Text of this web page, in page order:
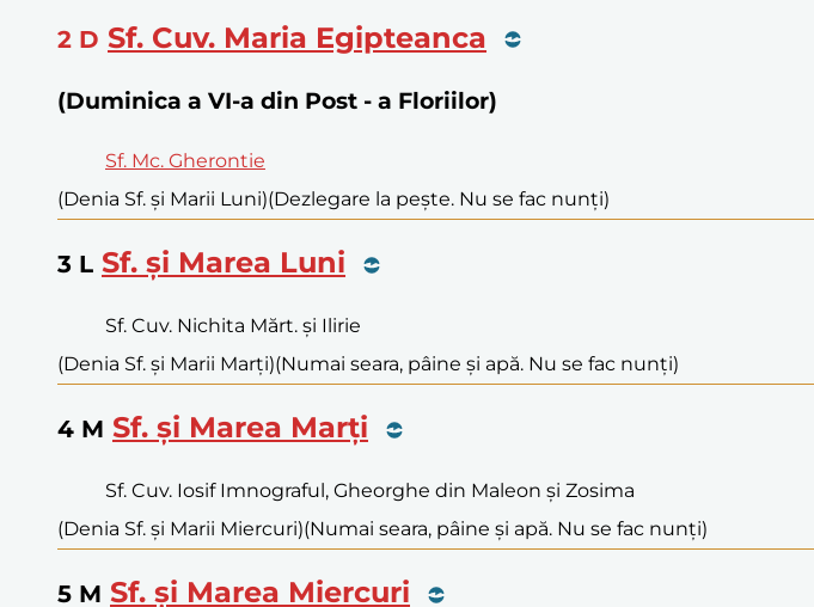
2 D Sf. Cuv. Maria Egipteanca
(Duminica a VI-a din Post - a Floriilor)
Sf. Mc. Gherontie
(Denia Sf. și Marii Luni)(Dezlegare la pește. Nu se fac nunți)
3 L Sf. și Marea Luni
Sf. Cuv. Nichita Mărt. și Ilirie
(Denia Sf. și Marii Marți)(Numai seara, pâine și apă. Nu se fac nunți)
4 M Sf. și Marea Marți
Sf. Cuv. Iosif Imnograful, Gheorghe din Maleon și Zosima
(Denia Sf. și Marii Miercuri)(Numai seara, pâine și apă. Nu se fac nunți)
5 M Sf. și Marea Miercuri